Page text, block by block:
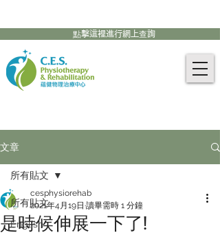
點擊這裡進行網上查詢
文章
所有貼文
English
所有貼文
是時候伸展一下了!
cesphysiorehab
2021年4月19日 讀畢需時 1 分鐘